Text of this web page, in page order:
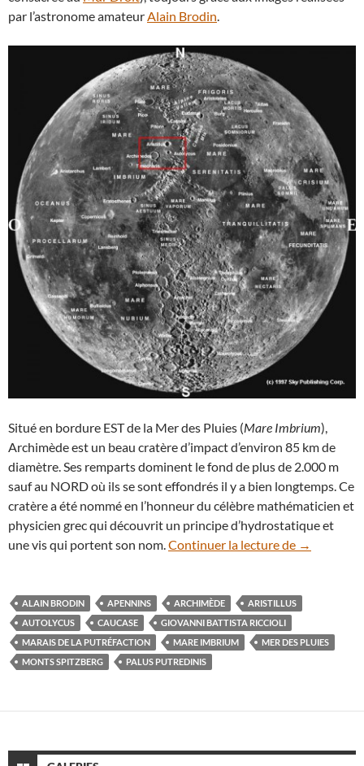
par l’astronome amateurAlain Brodin.
Situé en bordure EST de la Mer des Pluies (Mare Imbrium),
Archimède est un beau cratère d’impact d’environ 85 km de
diamètre. Ses remparts dominent le fond de plus de 2.000 m
sauf au NORD où ils se sont effondrés il y a bien longtemps. Ce
cratère a été nommé en l’honneur du célèbre mathématicien et
physicien grec qui découvrit un principe d’hydrostatique et
une vis qui portent son nom. Continuer la lecture de Paysages
→
ALAIN BRODIN APENNINS ARCHIMÈDE
ARISTILLUS
AUTOLYCUS
CAUCASE
GIOVANNI BATTISTA RICCIOLI
MARAIS DE LA PUTRÉFACTION
MARE IMBRIUM
MER DES PLUIES
MONTS SPITZBERG
PALUS PUTREDINIS